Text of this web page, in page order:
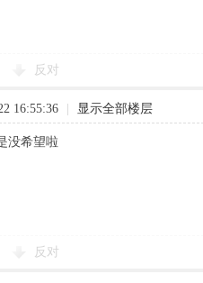
反对
16:55:36 显示全部楼层
没希望啦
反对